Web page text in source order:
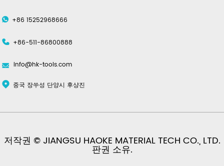
+86 15252968666
+86-511-86800888
info@hk-tools.com
중국 장쑤성 단양시 후샹진
저작권 © JIANGSU HAOKE MATERIAL TECH CO., LTD.
판권 소유.